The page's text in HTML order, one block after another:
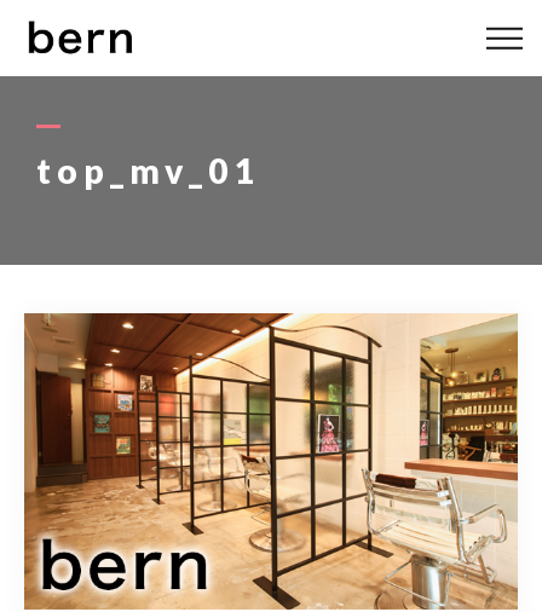
top_mv_01
ABOUT US
BLOG
ACCESS
bern 06-6136-6633
TERMINAL bern 06-6136-6633 【火水木日・祝】10:00～19:00
【金土】10:00〜21:00